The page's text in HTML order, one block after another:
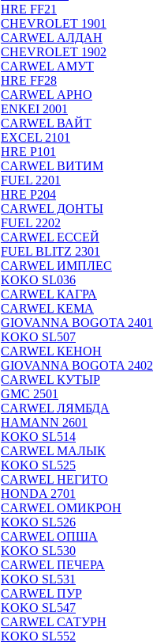
HRE FF21
CHEVROLET 1901
CARWEL АЛДАН
CHEVROLET 1902
CARWEL АМУТ
HRE FF28
CARWEL АРНО
ENKEI 2001
CARWEL ВАЙТ
EXCEL 2101
HRE P101
CARWEL ВИТИМ
FUEL 2201
HRE P204
CARWEL ДОНТЫ
FUEL 2202
CARWEL ЕССЕЙ
FUEL BLITZ 2301
CARWEL ИМПЛЕС
KOKO SL036
CARWEL КАГРА
CARWEL КЕМА
GIOVANNA BOGOTA 2401
KOKO SL507
CARWEL КЕНОН
GIOVANNA BOGOTA 2402
CARWEL КУТЫР
GMC 2501
CARWEL ЛЯМБДА
HAMANN 2601
KOKO SL514
CARWEL МАЛЫК
KOKO SL525
CARWEL НЕГИТО
HONDA 2701
CARWEL ОМИКРОН
KOKO SL526
CARWEL ОПША
KOKO SL530
CARWEL ПЕЧЕРА
KOKO SL531
CARWEL ПУР
KOKO SL547
CARWEL САТУРН
KOKO SL552